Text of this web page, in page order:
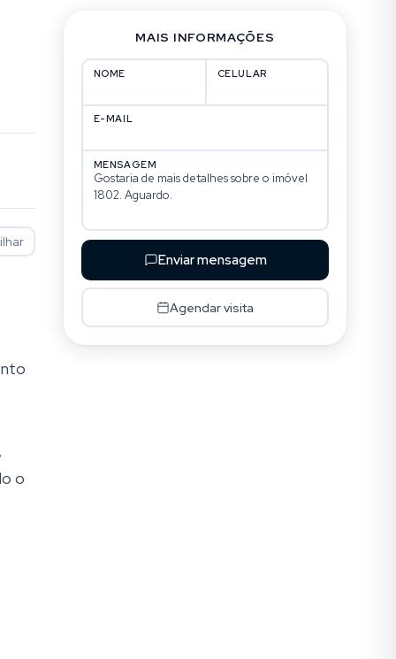
o
MAIS INFORMAÇÕES
NOME CELULAR
E-MAIL
MENSAGEM
Enviar mensagem
Agendar visita